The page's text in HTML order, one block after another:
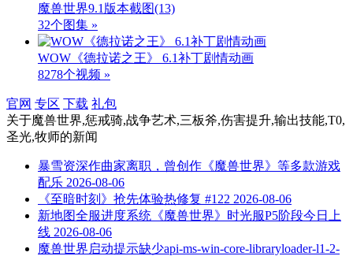
魔兽世界9.1版本截图(13)
32个图集 »
WOW《德拉诺之王》 6.1补丁剧情动画
8278个视频 »
官网 专区 下载 礼包
关于魔兽世界,惩戒骑,战争艺术,三板斧,伤害提升,输出技能,T0,
圣光,牧师的新闻
暴雪资深作曲家离职，曾创作《魔兽世界》等多款游戏
配乐 2026-08-06
《至暗时刻》抢先体验热修复 #122 2026-08-06
新地图全服进度系统《魔兽世界》时光服P5阶段今日上
线 2026-08-06
魔兽世界启动提示缺少api-ms-win-core-libraryloader-l1-2-